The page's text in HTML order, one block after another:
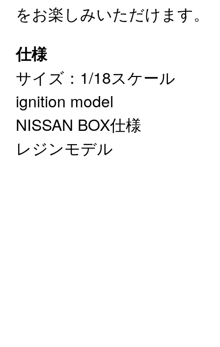
をお楽しみいただけます。
仕様
サイズ：1/18スケール
ignition model
NISSAN BOX仕様
レジンモデル